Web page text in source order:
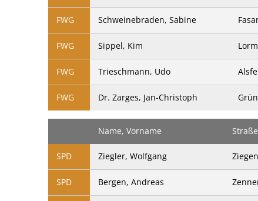
FWG Schweinebraden, Sabine
FWG Sippel, Kim
FWG Trieschmann, Udo
FWG Dr. Zarges, Jan-Christoph
Name, Vorname Straße
SPD Ziegler, Wolfgang
SPD Bergen, Andreas